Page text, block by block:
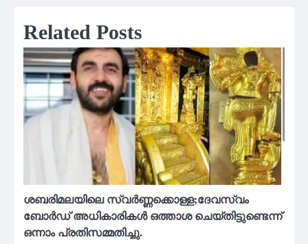
Related Posts
ശബരിമലയിലെ സ്വർണ്ണക്കൊള്ള;ദേവസ്വം
ബോർഡ് അധികാരികൾ ഒത്താശ ചെയ്തിട്ടുണ്ടെന്ന്
ഒന്നാം പ്രതിസമ്മതിച്ചു.